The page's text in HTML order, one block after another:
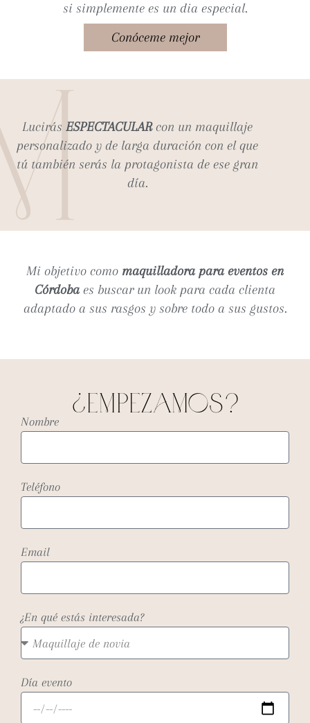
si simplemente es un dia especial.
Conóceme mejor
LucirásESPECTACULARcon un maquillaje
personalizado y de larga duración con el que
tú también serás la protagonista de ese gran
día.
Mi objetivo como maquilladora para eventos en
Córdoba es buscar un look para cada clienta
adaptado a sus rasgos y sobre todo a sus gustos.
¿EMPEZaMOS?
Nombre
Teléfono
Email
¿En qué estás interesada?
Día evento